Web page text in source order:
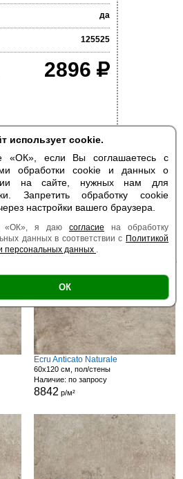
использует cookie.
«ОК», если Вы соглашаетесь с
обработки cookie и данных о
на сайте, нужных нам для
Запретить обработку cookie
настройки вашего браузера.
«ОК», я даю согласие на обработку
данных в соответствии с Политикой
персональных данных .
ОК
да
125525
2896
| Поверхность |
Есть образец
Ecru Anticato Naturale
60x120 см, пол/стены
Наличие: по запросу
8842 р/м²